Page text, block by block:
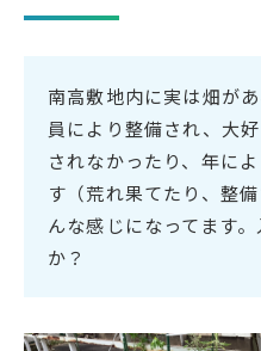
保健室より
保護者の方へ
地域の皆様へ
教育関係者の方へ
English
南高敷地内に実は畑が
員により整備され、大
されなかったり、年に
す（荒れ果てたり、整
んな感じになってます
か？